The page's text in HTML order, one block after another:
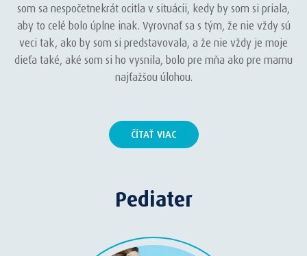
som sa nespočetnekrát ocitla v situácii, kedy by som si priala,
aby to celé bolo úplne inak. Vyrovnať sa s tým, že nie vždy sú
veci tak, ako by som si predstavovala, a že nie vždy je moje
dieťa také, aké som si ho vysnila, bolo pre mňa ako pre mamu
najťažšou úlohou.
ČÍTAŤ VIAC
Pediater